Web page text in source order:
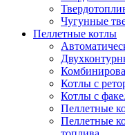
Чугунные
Пеллетные котлы
Котлы с
Котлы с
Пеллетные
Пеллетные